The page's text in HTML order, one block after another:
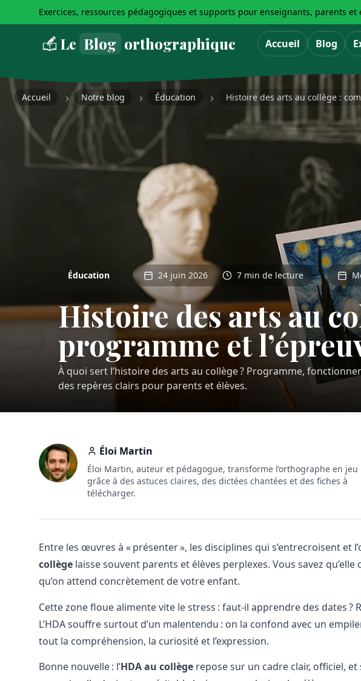
Exercices, ressources pédagogiques et supports pour enseignants, parents et
Le Blog orthographique Accueil Blog
Accueil Notre blog Éducation Histoire des arts au collège :
Éducation 24 juin 2026 7 min de lecture
Histoire des arts au
programme et
À quoi sert l’histoire des arts au collège ? Programme,
des repères clairs pour parents et élèves.
Éloi Martin
Éloi Martin, auteur et pédagogue, transforme l’orthographe en jeu
grâce à des astuces claires, des dictées chantées et des fiches à
télécharger.
Entre les œuvres à « présenter », les disciplines qui s’entrecroisent et
collège laisse souvent parents et élèves perplexes. Vous savez
qu’on attend concrètement de votre enfant.
Cette zone floue alimente vite le stress : faut-il apprendre des dates ?
L’HDA souffre surtout d’un malentendu : on la confond avec un
tout la compréhension, la curiosité et l’expression.
Bonne nouvelle : l’HDA au collège repose sur un cadre clair, officiel,